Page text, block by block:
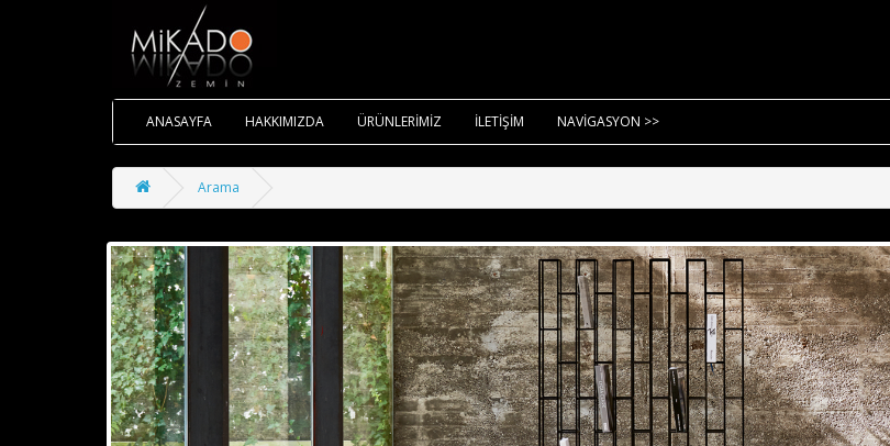
ANASAYFA HAKKIMIZDA ÜRÜNLERİMİZ İLETİŞİM NAVİGASYON >>
Arama